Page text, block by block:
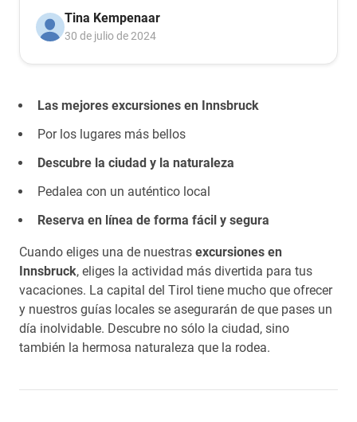
muchísimo; lo recomendamos
ampliamente.
Tina Kempenaar
30 de julio de 2024
Las mejores excursiones en Innsbruck
Por los lugares más bellos
Descubre la ciudad y la naturaleza
Pedalea con un auténtico local
Reserva en línea de forma fácil y segura
Cuando eliges una de nuestras excursiones en
Innsbruck, eliges la actividad más divertida para tus
vacaciones. La capital del Tirol tiene mucho que ofrecer
y nuestros guías locales se asegurarán de que pases un
día inolvidable. Descubre no sólo la ciudad, sino
también la hermosa naturaleza que la rodea.